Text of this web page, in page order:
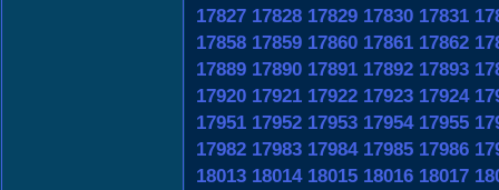
17827 17828 17829 17830 17831
17858 17859 17860 17861 17862
17889 17890 17891 17892 17893
17920 17921 17922 17923 17924
17951 17952 17953 17954 17955
17982 17983 17984 17985 17986
18013 18014 18015 18016 18017